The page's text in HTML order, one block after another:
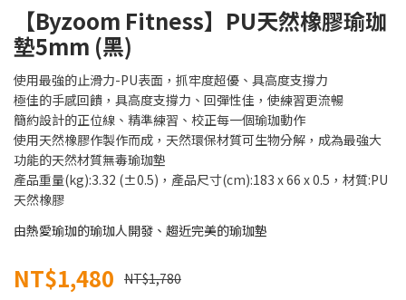
【Byzoom Fitness】PU天然橡膠瑜珈
墊5mm (黑)
使用最強的止滑力-PU表面，抓牢度超優、具高度支撐力
極佳的手感回饋，具高度支撐力、回彈性佳，使練習更流暢
簡約設計的正位線、精準練習、校正每一個瑜珈動作
使用天然橡膠作製作而成，天然環保材質可生物分解，成為最強大
功能的天然材質無毒瑜珈墊
產品重量(kg):3.32 (±0.5)，產品尺寸(cm):183 x 66 x 0.5，材質:PU
天然橡膠
由熱愛瑜珈的瑜珈人開發、趨近完美的瑜珈墊
NT$1,480 NT$1,780